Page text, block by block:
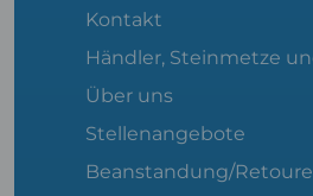
Kontakt
Händler, Steinmetze
Über uns
Stellenangebote
Beanstandung/Retoure